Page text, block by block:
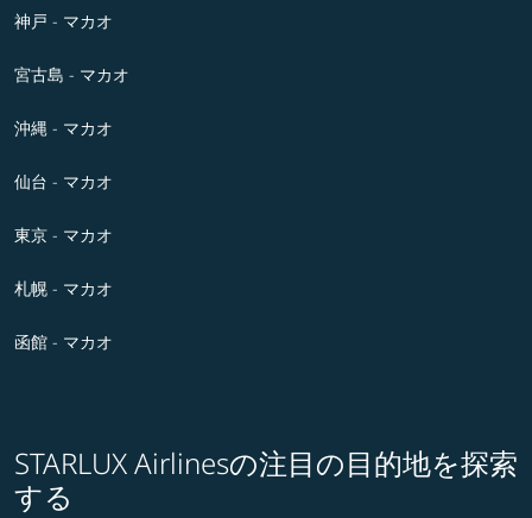
神戸 - マカオ
宮古島 - マカオ
沖縄 - マカオ
仙台 - マカオ
東京 - マカオ
札幌 - マカオ
函館 - マカオ
STARLUX Airlinesの注目の目的地を探索
する